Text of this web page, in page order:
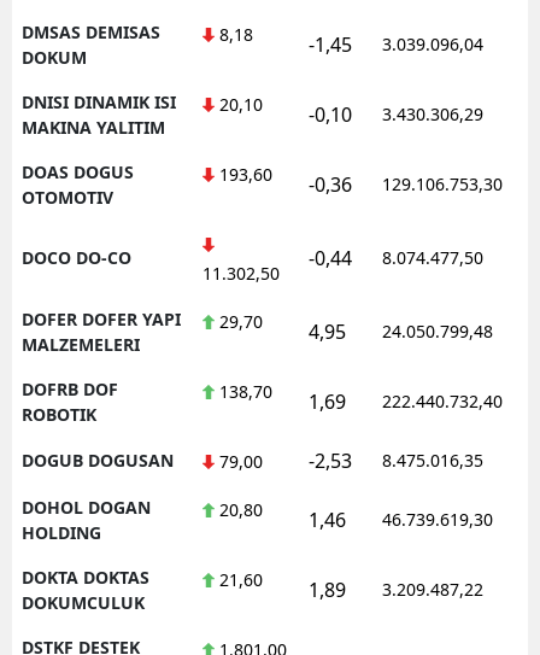
DMSAS DEMISAS
DOKUM
8,18 -1,45 3.039.096,04
DNISI DINAMIK ISI
MAKINA YALITIM
20,10 -0,10 3.430.306,29
DOAS DOGUS
OTOMOTIV
193,60 -0,36 129.106.753,30
DOCO DO-CO
11.302,50
-0,44 8.074.477,50
DOFER DOFER YAPI
MALZEMELERI
29,70 4,95 24.050.799,48
DOFRB DOF
ROBOTIK
138,70 1,69 222.440.732,40
DOGUB DOGUSAN 79,00 -2,53 8.475.016,35
DOHOL DOGAN
HOLDING
20,80 1,46 46.739.619,30
DOKTA DOKTAS
DOKUMCULUK
21,60 1,89 3.209.487,22
DSTKF DESTEK 1.801,00